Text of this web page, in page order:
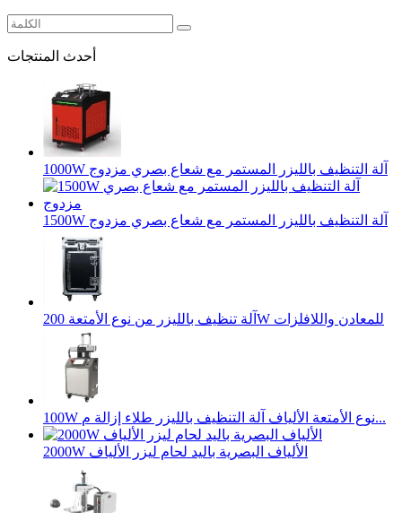
أحدث المنتجات
1000W آلة التنظيف بالليزر المستمر مع شعاع بصري مزدوج
1500W آلة التنظيف بالليزر المستمر مع شعاع بصري مزدوج
آلة تنظيف بالليزر من نوع الأمتعة 200W للمعادن واللافلزات
100W نوع الأمتعة الألياف آلة التنظيف بالليزر طلاء إزالة م...
2000W الألياف البصرية باليد لحام ليزر الألياف